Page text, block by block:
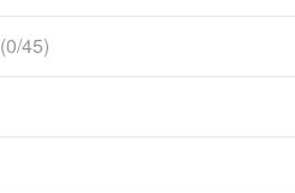
(0/45)